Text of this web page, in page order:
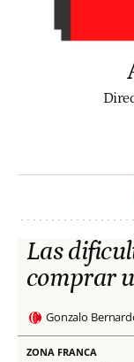
Las
comprar
Gonzalo
ZONA FRANCA